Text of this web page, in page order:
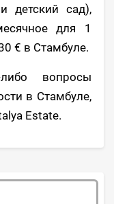
детский сад),
для 1
€ в Стамбуле.
вопросы
в Стамбуле,
Estate.